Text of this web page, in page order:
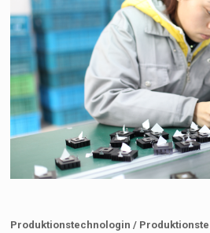
Produktionstechnologin /